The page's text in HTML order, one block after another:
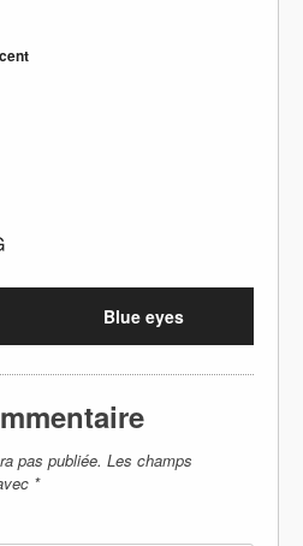
Blue eyes
pas publiée. Les champs
*